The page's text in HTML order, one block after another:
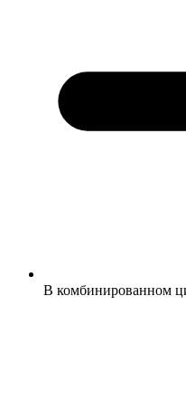
В комбинированном